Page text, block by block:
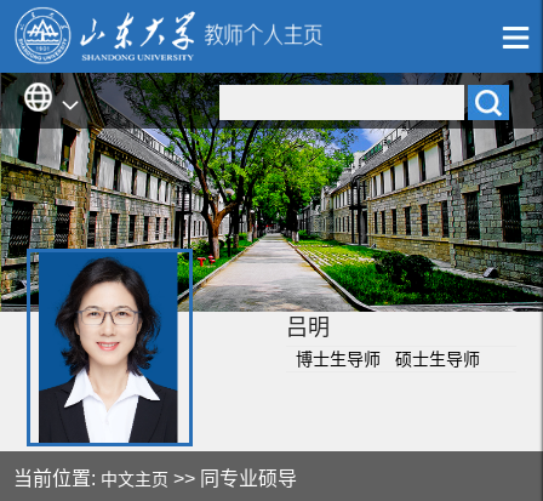
吕明
博士生导师 硕士生导师
当前位置: 中文主页 >> 同专业硕导